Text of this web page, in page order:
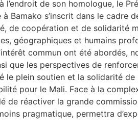
de son homologue, le
à Bamako s’inscrit dans le
de coopération et de solidarité
géographiques et humains
commun ont été abordés,
que les perspectives de
le plein soutien et la solidarité
pour le Mali. Face à la
de réactiver la grande
pragmatique, permettra